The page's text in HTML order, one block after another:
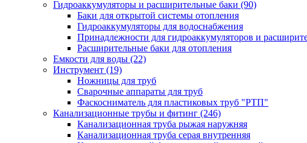
Гидроаккумуляторы и расширительные баки (90)
Баки для открытой системы отопления
Гидроаккумуляторы для водоснабжения
Принадлежности для гидроаккумуляторов и
Расширительные баки для отопления
Емкости для воды (22)
Инструмент (19)
Ножницы для труб
Сварочные аппараты для труб
Фаскосниматель для пластиковых труб "РТП"
Канализационные трубы и фитинг (246)
Канализационная труба рыжая наружняя
Канализационная труба серая внутренняя